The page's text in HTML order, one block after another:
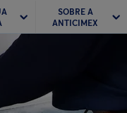
SOBRE A
ANTICIMEX